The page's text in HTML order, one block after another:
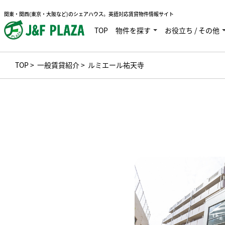
関東・関西(東京・大阪など)のシェアハウス。英語対応賃貸物件情報サイト
TOP 物件を探す お役立ち / その他
TOP> 一般賃貸紹介> ルミエール祐天寺